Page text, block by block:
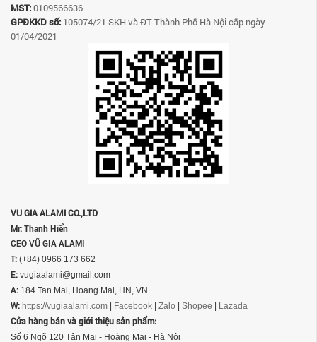
MST:0109566636
GPĐKKD số: 105074/21 SKH và ĐT Thành Phố Hà Nội cấp ngày
01/04/2021
VU GIA ALAMI CO.,LTD
Mr: Thanh Hiển
CEO VŨ GIA ALAMI
T: (+84) 0966 173 662
E: vugiaalami@gmail.com
A: 184 Tan Mai, Hoang Mai, HN, VN
W: https://vugiaalami.com | Facebook | Zalo | Shopee | Lazada
Cửa hàng bán và giới thiệu sản phẩm:
Số 6 Ngõ 120 Tân Mai - Hoàng Mai - Hà Nội